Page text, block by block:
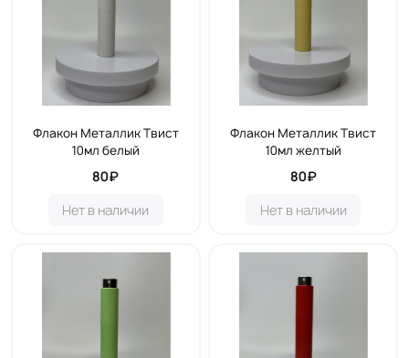
Флакон Металлик Твист
10мл белый
80₽
Нет в наличии
Флакон Металлик Твист
10мл желтый
80₽
Нет в наличии